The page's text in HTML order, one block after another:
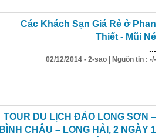
Các Khách Sạn Giá Rẻ ở Phan
Thiết - Mũi Né
...
02/12/2014 - 2-sao | Nguồn tin : -/-
TOUR DU LỊCH ĐẢO LONG SƠN –
BÌNH CHÂU – LONG HẢI, 2 NGÀY 1